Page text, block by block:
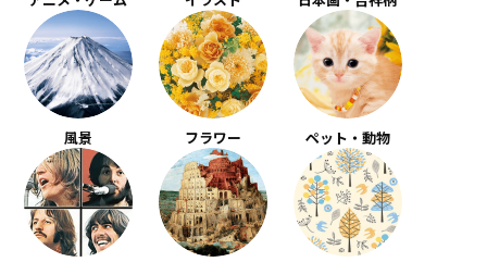
風景 フラワー ペット・動物